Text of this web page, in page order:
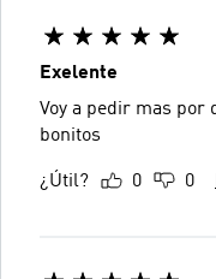
Exelente
Voy a pedir mas por que me gustan los colores muy
bonitos
¿Útil? 0 0